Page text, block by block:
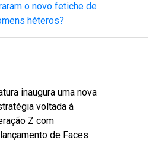
o novo fetiche de
héteros?
inaugura uma nova
voltada à
Z com
de Faces